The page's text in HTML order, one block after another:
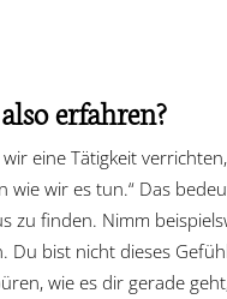
erfahren?
eine Tätigkeit
wie wir es tun.“ Das
zu finden. Nimm
Du bist nicht dieses
wie es dir gerade